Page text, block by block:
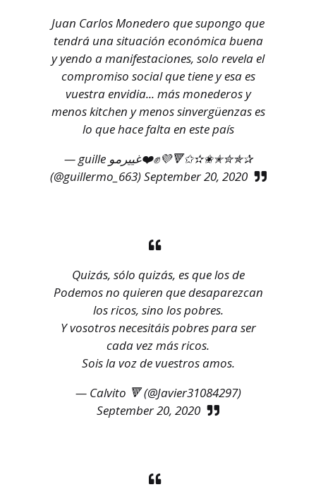
Juan Carlos Monedero que supongo que
tendrá una situación económica buena
y yendo a manifestaciones, solo revela el
compromiso social que tiene y esa es
vuestra envidia... más monederos y
menos kitchen y menos sinvergüenzas es
lo que hace falta en este país
— guille‏‎ غييرمو❤️✊💜🔻✩✫✬✭✮✯✰
(@guillermo_663)September 20, 2020
Quizás, sólo quizás, es que los de
Podemos no quieren que desaparezcan
los ricos, sino los pobres.
Y vosotros necesitáis pobres para ser
cada vez más ricos.
Sois la voz de vuestros amos.
— Calvito 🔻 (@Javier31084297)
September 20, 2020